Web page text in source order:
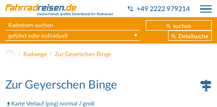
+49 2222 979214
suchen
geführt oder individuell
Detailsuche
Radwege Zur Geyerschen Binge
Zur Geyerschen Binge
Karte Verlauf (png) normal /groß